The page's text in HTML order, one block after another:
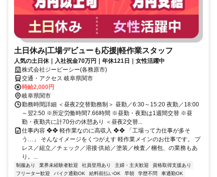
土日休み|工場デビューも応援|軽作業スタッフ
人気の土日休｜入社祝金70万円｜年休121日｜女性活躍中
株式会社ジービーシー(各務原市)
交通・アクセス 岐阜県関市
時給2,000円
岐阜県関市
勤務時間詳細 ＜昼夜2交替勤務制＞ 昼勤／6:30～15:20 夜勤／18:00
～翌2:50 ※所定労働時間7.66時間 ※昼勤・夜勤は1週間交替 ※昼
勤・夜勤共に計70分の休憩あり ＜昼夜2交替...
仕事内容 ❖❖ 軽作業なのに高収入 ❖❖ 「工場って力仕事が多そ
う…」 そんなイメージをくつがえす 軽作業メインのお仕事です。 プ
レス／組立／チェック／溶接 供給／塗装／検査／梱包、の業務もあ
り。...
制服あり 業界未経験者歓迎 社員登用あり 主婦・主夫歓迎
資格取得支援あり
フリーター歓迎
バイク通勤OK 給料前払いOK 早朝 学歴不問
車通勤OK